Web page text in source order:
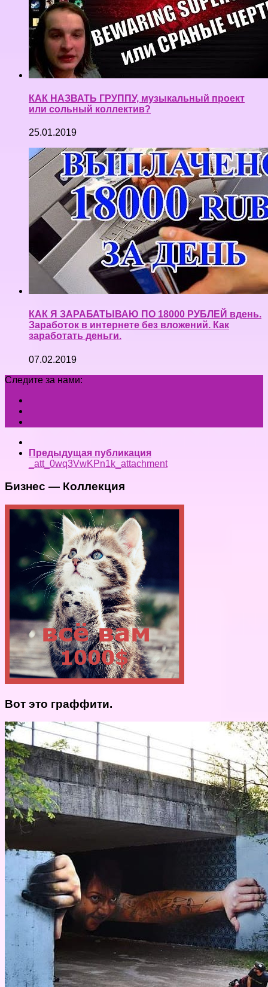
КАК НАЗВАТЬ ГРУППУ, музыкальный проект
или сольный коллектив?
25.01.2019
КАК Я ЗАРАБАТЫВАЮ ПО 18000 РУБЛЕЙ вдень.
Заработок в интернете без вложений. Как
заработать деньги.
07.02.2019
Следите за нами:
Предыдущая публикация
_att_0wq3VwKPn1k_attachment
Бизнес — Коллекция
Вот это граффити.